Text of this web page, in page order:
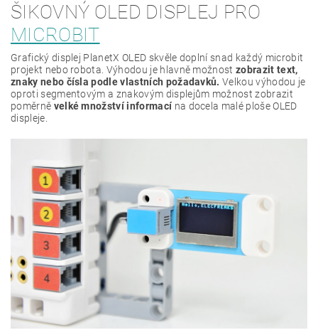
ŠIKOVNÝ OLED DISPLEJ PRO
MICROBIT
Grafický displej PlanetX OLED skvěle doplní snad každý microbit
projekt nebo robota. Výhodou je hlavně možnostzobrazit text,
znaky nebo čísla podle vlastních požadavků.Velkou výhodou je
oproti segmentovým a znakovým displejům možnost zobrazit
poměrně velké množství informací na docela malé ploše OLED
displeje.